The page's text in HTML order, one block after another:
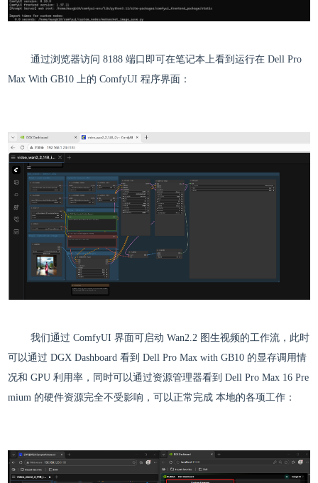
通过浏览器访问 8188 端口即可在笔记本上看到运行在 Dell Pro
Max With GB10 上的 ComfyUI 程序界面：
我们通过 ComfyUI 界面可启动 Wan2.2 图生视频的工作流，此时
可以通过 DGX Dashboard 看到 Dell Pro Max with GB10 的显存调用情
况和 GPU 利用率，同时可以通过资源管理器看到 Dell Pro Max 16 Pre
mium 的硬件资源完全不受影响，可以正常完成 本地的各项工作：